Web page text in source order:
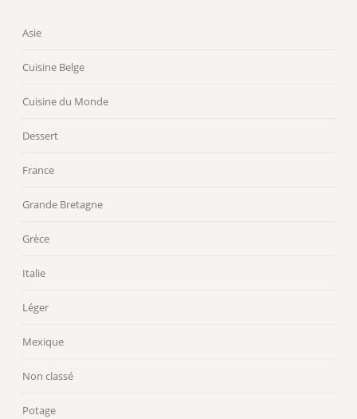
Asie
Cuisine Belge
Cuisine du Monde
Dessert
France
Grande Bretagne
Grèce
Italie
Léger
Mexique
Non classé
Potage